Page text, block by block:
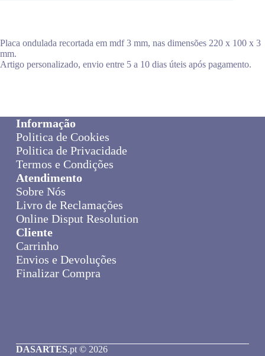
Placa ondulada recortada em mdf 3 mm, nas dimensões 220 x 100 x 3
mm.
Artigo personalizado, envio entre 5 a 10 dias úteis após pagamento.
Informação
Politica de Cookies
Politica de Privacidade
Termos e Condições
Atendimento
Sobre Nós
Livro de Reclamações
Online Disput Resolution
Cliente
Carrinho
Envios e Devoluções
Finalizar Compra
DASARTES.pt © 2026